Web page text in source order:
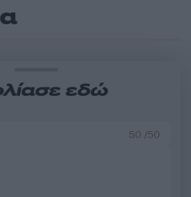
εδώ
50 /50